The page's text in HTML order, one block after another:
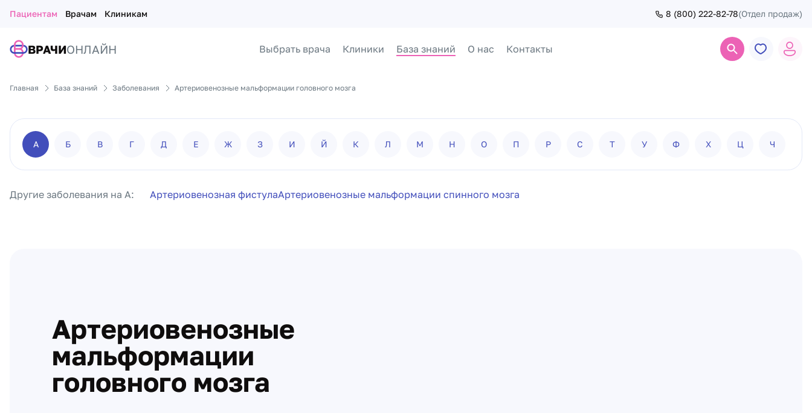
Пациентам Врачам Клиникам 8 (800) 222-82-78(Отдел продаж)
ВРАЧИОНЛАЙН Выбрать врача Клиники База знаний О нас Контакты
Главная База знаний Заболевания Артериовенозные мальформации головного мозга
А Б В Г Д Е Ж З И Й К Л М Н О П Р С Т У Ф Х Ц Ч
Другие заболевания на А: Артериовенозная фистулаАртериовенозные мальформации спинного мозга
Артериовенозные
мальформации
головного мозга